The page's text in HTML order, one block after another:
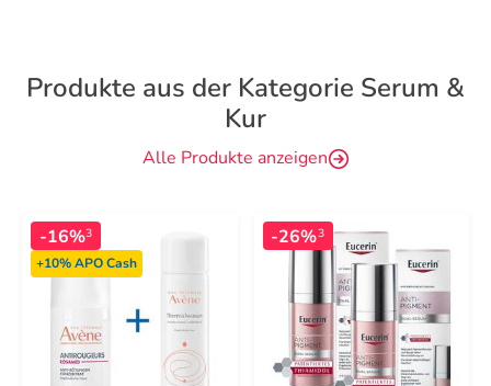
Produkte aus der Kategorie Serum &
Kur
Alle Produkte anzeigen
-16%3
+10%APO Cash
-26%3